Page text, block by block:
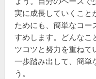
実に成長していくこと
ためにも、簡単なコー
すめします。どんなこ
ツコツと努力を重ねて
一歩踏み出して、簡単
う。